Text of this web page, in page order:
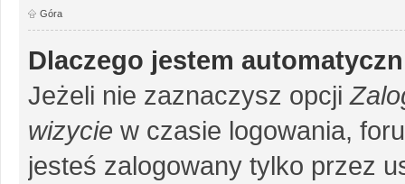
Góra
Dlaczego jestem
Jeżeli nie zaznaczysz opcji
wizycie w czasie logowania,
jesteś zalogowany tylko przez